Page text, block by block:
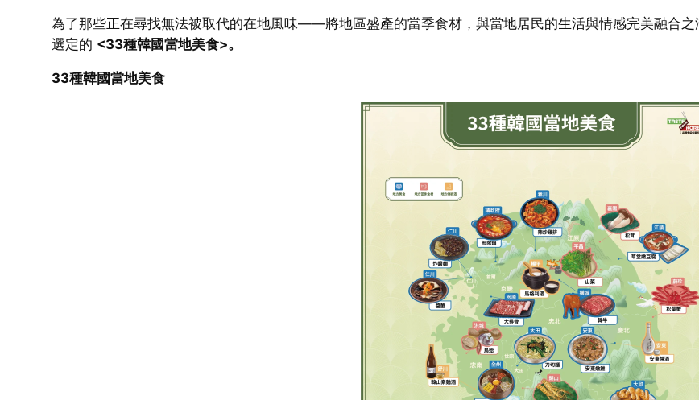
為了那些正在尋找無法被取代的在地風味——將地區盛產的當季食材，與當地居民的生活與情感完美融合
選定的 <33種韓國當地美食>。
33種韓國當地美食